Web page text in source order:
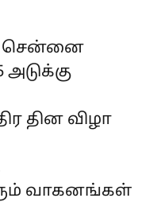
சென்னை
தின விழா
வாகனங்கள்